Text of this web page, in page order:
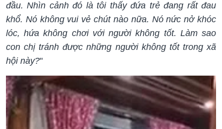
đầu. Nhìn cảnh đó là tôi thấy đứa trẻ đang rất đau
khổ. Nó không vui vẻ chút nào nữa. Nó nức nở khóc
lóc, hứa không chơi với người không tốt. Làm sao
con chị tránh được những người không tốt trong xã
hội này?"